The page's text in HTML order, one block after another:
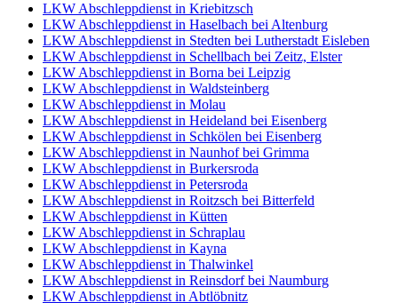
LKW Abschleppdienst in Kriebitzsch
LKW Abschleppdienst in Haselbach bei Altenburg
LKW Abschleppdienst in Stedten bei Lutherstadt Eisleben
LKW Abschleppdienst in Schellbach bei Zeitz, Elster
LKW Abschleppdienst in Borna bei Leipzig
LKW Abschleppdienst in Waldsteinberg
LKW Abschleppdienst in Molau
LKW Abschleppdienst in Heideland bei Eisenberg
LKW Abschleppdienst in Schkölen bei Eisenberg
LKW Abschleppdienst in Naunhof bei Grimma
LKW Abschleppdienst in Burkersroda
LKW Abschleppdienst in Petersroda
LKW Abschleppdienst in Roitzsch bei Bitterfeld
LKW Abschleppdienst in Kütten
LKW Abschleppdienst in Schraplau
LKW Abschleppdienst in Kayna
LKW Abschleppdienst in Thalwinkel
LKW Abschleppdienst in Reinsdorf bei Naumburg
LKW Abschleppdienst in Abtlöbnitz